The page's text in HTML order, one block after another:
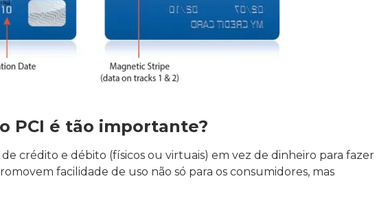
PCI é tão importante?
de crédito e débito (físicos ou virtuais) em vez de dinheiro para fazer
facilidade de uso não só para os consumidores, mas